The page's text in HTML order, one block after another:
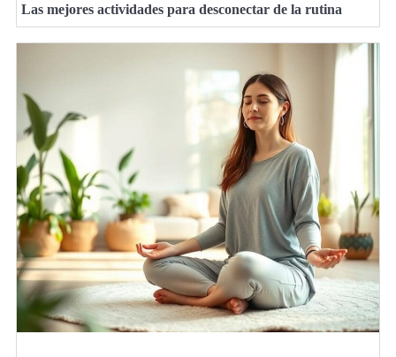
Las mejores actividades para desconectar de la rutina